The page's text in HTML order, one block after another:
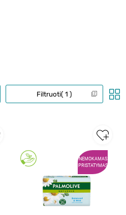
Filtruoti 1
NEMOKAMAS
PRISTATYMAS